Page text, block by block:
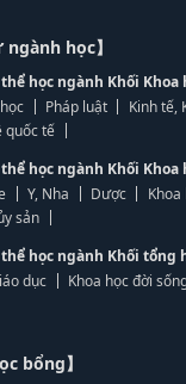
học】
học ngành Khối Khoa
Pháp luật
Kinh tế,
quốc tế
học ngành Khối
Y, Nha Dược
sản
học ngành Khối tổng
dục
Khoa học đời
bổng】